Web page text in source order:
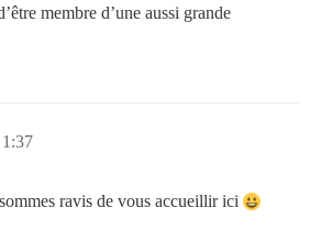
membre d’une aussi grande
ravis de vous accueillir ici